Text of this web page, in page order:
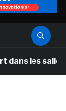
les salles